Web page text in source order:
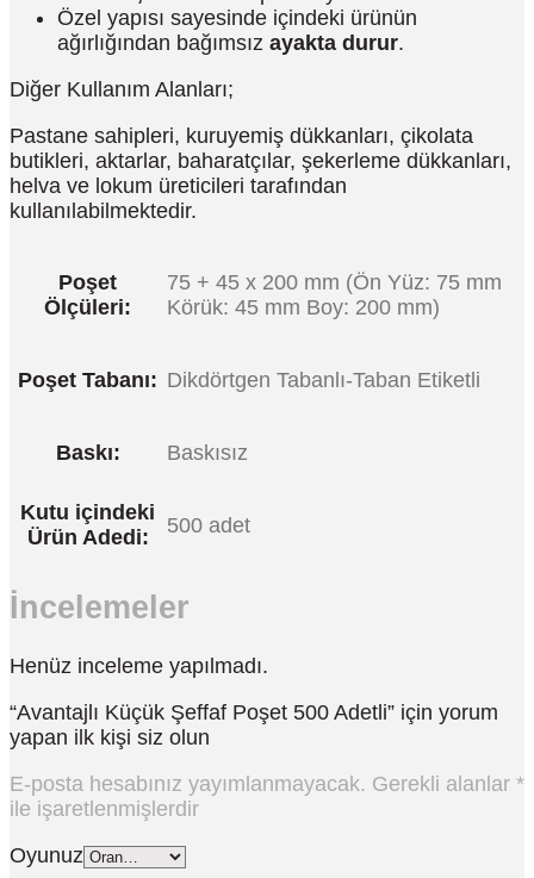
Özel yapısı sayesinde içindeki ürünün
ağırlığından bağımsız ayakta durur.
Diğer Kullanım Alanları;
Pastane sahipleri, kuruyemiş dükkanları, çikolata
butikleri, aktarlar, baharatçılar, şekerleme dükkanları,
helva ve lokum üreticileri tarafından
kullanılabilmektedir.
Poşet
Ölçüleri:
75 + 45 x 200 mm (Ön Yüz: 75 mm
Körük: 45 mm Boy: 200 mm)
Poşet Tabanı: Dikdörtgen Tabanlı-Taban Etiketli
Baskı: Baskısız
Kutu içindeki
Ürün Adedi:
500 adet
İncelemeler
Henüz inceleme yapılmadı.
“Avantajlı Küçük Şeffaf Poşet 500 Adetli” için yorum
yapan ilk kişi siz olun
E-posta hesabınız yayımlanmayacak. Gerekli alanlar *
ile işaretlenmişlerdir
Oyunuz